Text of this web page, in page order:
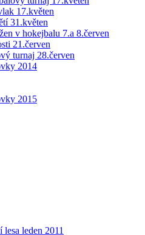
17.květen
31.květen
v hokejbalu 7.a 8.červen
21.červen
turnaj 28.červen
2014
2015
lesa leden 2011